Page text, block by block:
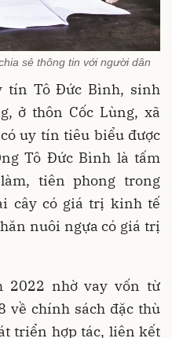
sẻ thông tin với người dân
tín Tô Đức Bình, sinh
ở thôn Cốc Lùng, xã
uy tín tiêu biểu được
Tô Đức Bình là tấm
tiên phong trong
cây có giá trị kinh tế
nuôi ngựa có giá trị
2022 nhờ vay vốn từ
về chính sách đặc thù
triển hợp tác, liên kết